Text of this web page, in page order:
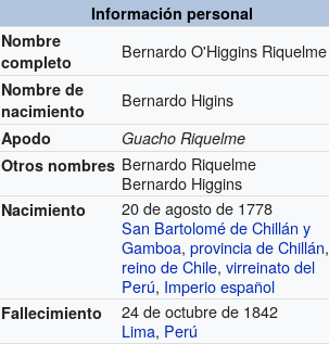
Información personal
Nombre
completo
Bernardo O'Higgins Riquelme
Nombre de
nacimiento
Bernardo Higins
Apodo
Guacho Riquelme
Otros nombres Bernardo Riquelme
Bernardo Higgins
Nacimiento
20 de agosto de 1778
San Bartolomé de Chillán y
Gamboa,provincia de Chillán,
reino de Chile,virreinato del
Perú, Imperio español
Fallecimiento
24 de octubre de 1842
Lima, Perú